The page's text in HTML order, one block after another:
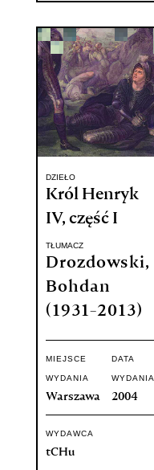
DZIEŁO
Król Henryk
IV, część I
TŁUMACZ
Drozdowski,
Bohdan
(1931-2013)
MIEJSCE
WYDANIA
Warszawa
DATA
WYDANIA
2004
WYDAWCA
tCHu